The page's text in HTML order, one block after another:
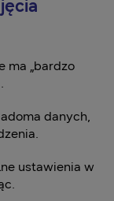
ma „bardzo
danych,
ustawienia w